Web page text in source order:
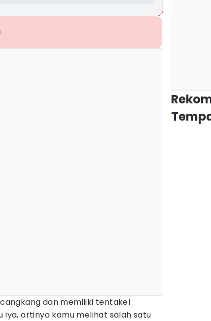
dan memiliki tentakel
iya, artinya kamu melihat salah satu